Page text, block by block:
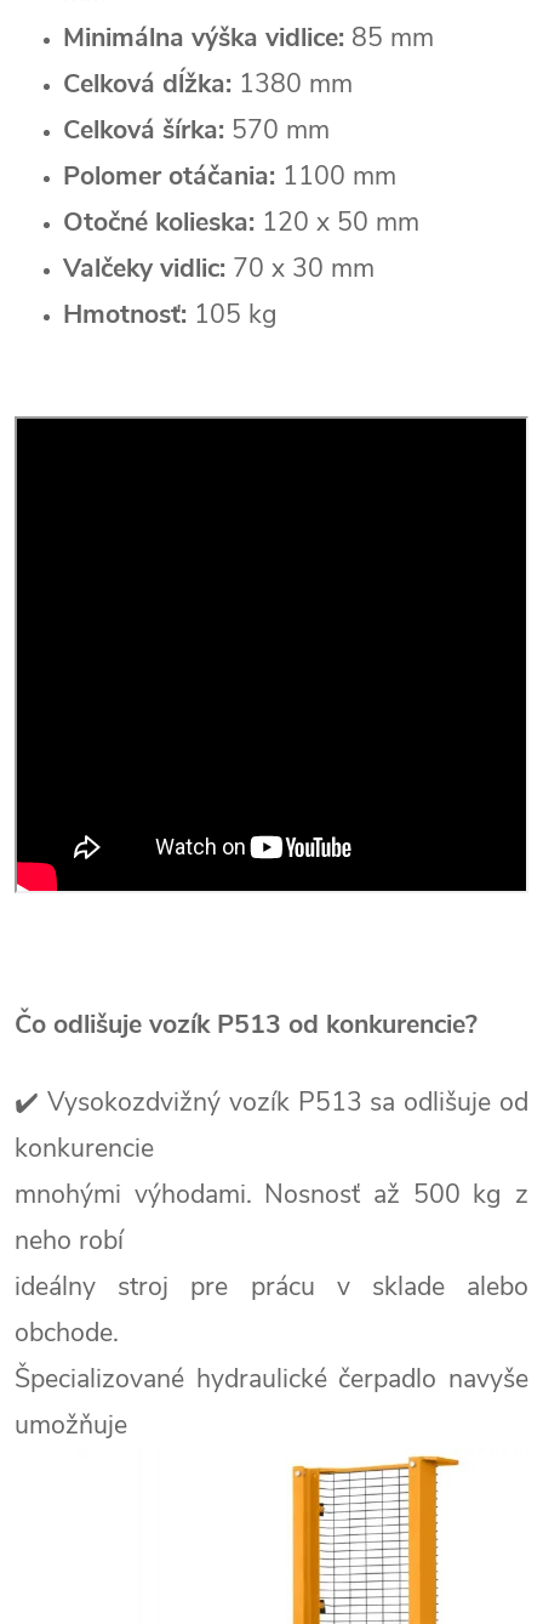
Minimálna výška vidlice: 85 mm
Celková dĺžka: 1380 mm
Celková šírka: 570 mm
Polomer otáčania: 1100 mm
Otočné kolieska: 120 x 50 mm
Valčeky vidlic: 70 x 30 mm
Hmotnosť: 105 kg
Čo odlišuje vozík P513 od konkurencie?
✔️ Vysokozdvižný vozík P513 sa odlišuje od
konkurencie
mnohými výhodami. Nosnosť až 500 kg z
neho robí
ideálny stroj pre prácu v sklade alebo
obchode.
Špecializované hydraulické čerpadlo navyše
umožňuje